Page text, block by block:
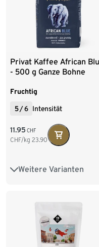
9 x 500 g Gemahlen
Privat Kaffee African
- 500 g Ganze Bohne
Fruchtig
5 /6 Intensität
11.95 CHF
CHF/kg 23.90
Weitere Varianten
500 g Ganze Bohne
2 x 250 g Gemahlen
9 x 500 g Gemahlen